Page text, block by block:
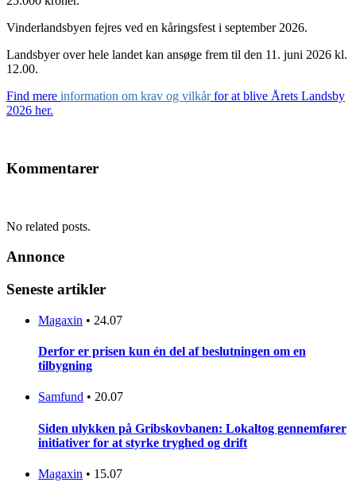
Vinderlandsbyen fejres ved en kåringsfest i september 2026.
Landsbyer over hele landet kan ansøge frem til den 11. juni 2026 kl.
12.00.
Find mere information om krav og vilkårfor at blive Årets Landsby
2026 her.
Kommentarer
No related posts.
Annonce
Seneste artikler
Magaxin • 24.07
Derfor er prisen kun én del af beslutningen om en
tilbygning
Samfund • 20.07
Siden ulykken på Gribskovbanen: Lokaltog gennemfører
initiativer for at styrke tryghed og drift
Magaxin • 15.07